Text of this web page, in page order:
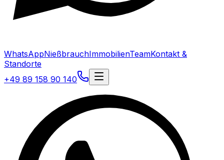
WhatsAppNießbrauchImmobilienTeamKontakt &
Standorte
+49 89 158 90 140